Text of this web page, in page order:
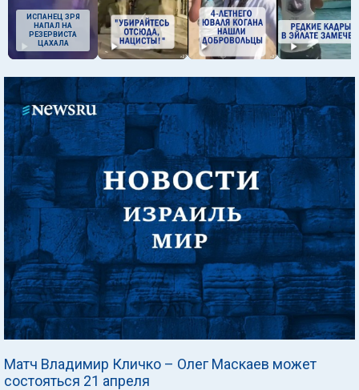
ИСПАНЕЦ ЗРЯ
НАПАЛ НА
РЕЗЕРВИСТА
ЦАХАЛА
Матч Владимир Кличко – Олег Маскаев может
состояться 21 апреля